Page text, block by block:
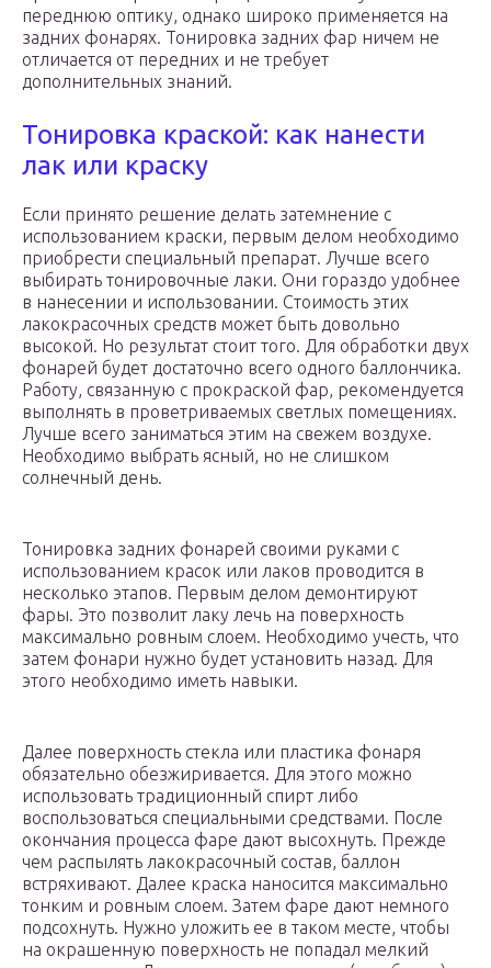
переднюю оптику, однако широко применяется на
задних фонарях. Тонировка задних фар ничем не
отличается от передних и не требует
дополнительных знаний.
Тонировка краской: как нанести
лак или краску
Если принято решение делать затемнение с
использованием краски, первым делом необходимо
приобрести специальный препарат. Лучше всего
выбирать тонировочные лаки. Они гораздо удобнее
в нанесении и использовании. Стоимость этих
лакокрасочных средств может быть довольно
высокой. Но результат стоит того. Для обработки двух
фонарей будет достаточно всего одного баллончика.
Работу, связанную с прокраской фар, рекомендуется
выполнять в проветриваемых светлых помещениях.
Лучше всего заниматься этим на свежем воздухе.
Необходимо выбрать ясный, но не слишком
солнечный день.
Тонировка задних фонарей своими руками с
использованием красок или лаков проводится в
несколько этапов. Первым делом демонтируют
фары. Это позволит лаку лечь на поверхность
максимально ровным слоем. Необходимо учесть, что
затем фонари нужно будет установить назад. Для
этого необходимо иметь навыки.
Далее поверхность стекла или пластика фонаря
обязательно обезжиривается. Для этого можно
использовать традиционный спирт либо
воспользоваться специальными средствами. После
окончания процесса фаре дают высохнуть. Прежде
чем распылять лакокрасочный состав, баллон
встряхивают. Далее краска наносится максимально
тонким и ровным слоем. Затем фаре дают немного
подсохнуть. Нужно уложить ее в таком месте, чтобы
на окрашенную поверхность не попадал мелкий